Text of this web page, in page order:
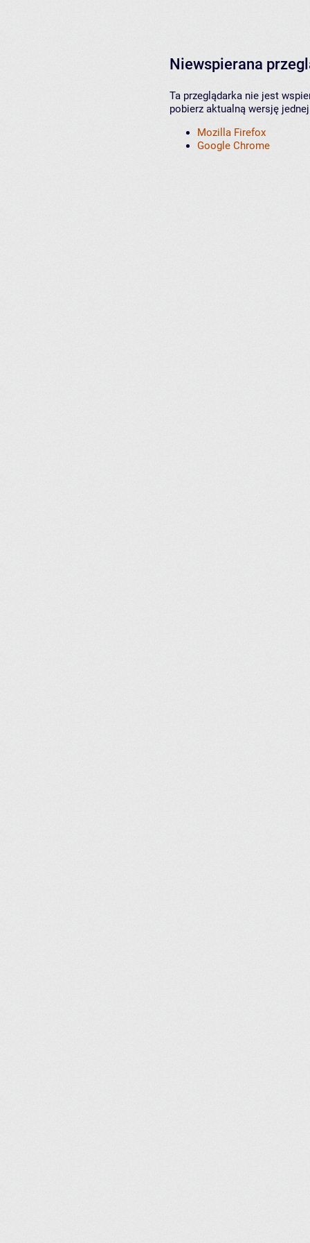
Niewspierana
Ta przeglądarka nie jest
pobierz aktualną wersję
Mozilla Firefox
Google Chrome